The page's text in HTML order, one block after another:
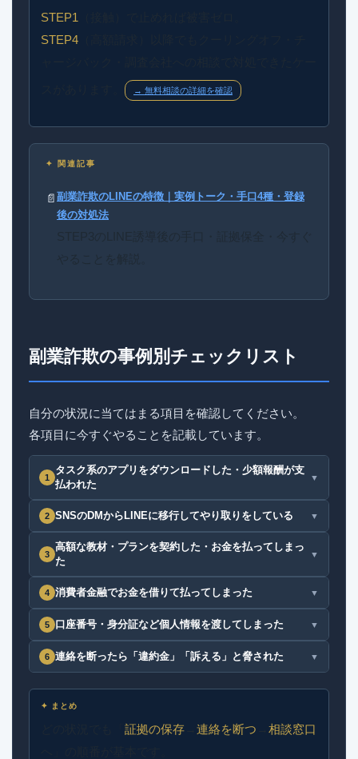
STEP1
STEP4
→ 無料相談の詳細を確認
✦ 関連記事
📄 副業詐欺のLINEの特徴｜実例トーク・手口4種・登録
後の対処法
副業詐欺の事例別チェックリスト
自分の状況に当てはまる項目を確認してください。
各項目に今すぐやることを記載しています。
1
タスク系のアプリをダウンロードした・少額報酬が支
払われた
▼
2 SNSのDMからLINEに移行してやり取りをしている ▼
3
高額な教材・プランを契約した・お金を払ってしまっ
た
▼
4 消費者金融でお金を借りて払ってしまった ▼
5 口座番号・身分証など個人情報を渡してしまった ▼
6 連絡を断ったら「違約金」「訴える」と脅された ▼
✦ まとめ
証拠の保存 連絡を断つ
相談窓口